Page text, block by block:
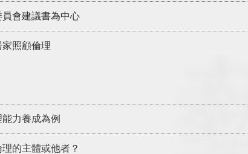
會建議書為中心
照顧倫理
力養成為例
的主體或他者？